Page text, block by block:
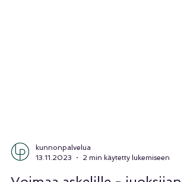
kunnonpalvelua